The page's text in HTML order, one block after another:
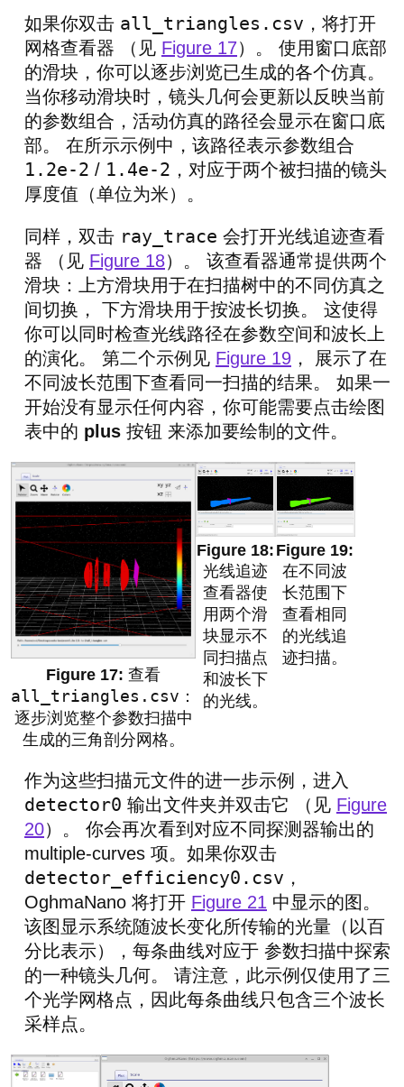
如果你双击 all_triangles.csv ，将打开
网格查看器 （见 Figure 17）。 使用窗口底部
的滑块，你可以逐步浏览已生成的各个仿真。
当你移动滑块时，镜头几何会更新以反映当前
的参数组合，活动仿真的路径会显示在窗口底
部。 在所示示例中，该路径表示参数组合
1.2e-2 / 1.4e-2 ，对应于两个被扫描的镜头
厚度值（单位为米）。
同样，双击 ray_trace 会打开光线追迹查看
器 （见 Figure 18）。 该查看器通常提供两个
滑块：上方滑块用于在扫描树中的不同仿真之
间切换， 下方滑块用于按波长切换。 这使得
你可以同时检查光线路径在参数空间和波长上
的演化。 第二个示例见 Figure 19 ， 展示了在
不同波长范围下查看同一扫描的结果。 如果一
开始没有显示任何内容，你可能需要点击绘图
表中的 plus 按钮 来添加要绘制的文件。
查看
all_triangles.csv ：
逐步浏览整个参数扫描中
生成的三角剖分网格。
光线追迹
查看器使
用两个滑
块显示不
同扫描点
和波长下
的光线。
在不同波
长范围下
查看相同
的光线追
迹扫描。
作为这些扫描元文件的进一步示例，进入
detector0 输出文件夹并双击它 （见 Figure
20）。 你会再次看到对应不同探测器输出的
multiple-curves 项。如果你双击
detector_efficiency0.csv ，
OghmaNano 将打开 Figure 21 中显示的图。
该图显示系统随波长变化所传输的光量（以百
分比表示），每条曲线对应于 参数扫描中探索
的一种镜头几何。 请注意，此示例仅使用了三
个光学网格点，因此每条曲线只包含三个波长
采样点。